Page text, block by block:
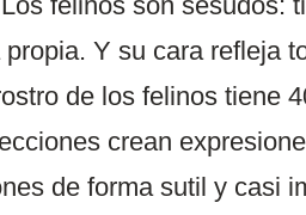
Y su cara refleja
de los felinos tiene
crean
de forma sutil y casi